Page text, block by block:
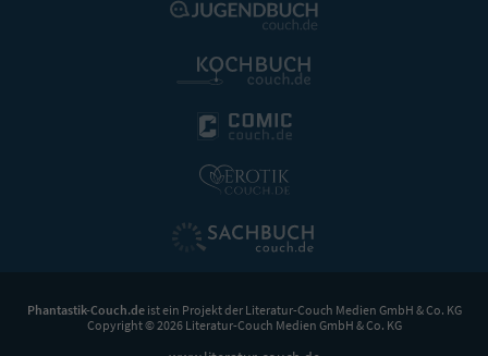
Phantastik-Couch.deist ein Projekt der Literatur-Couch Medien GmbH & Co. KG
Copyright © 2026 Literatur-Couch Medien GmbH & Co. KG